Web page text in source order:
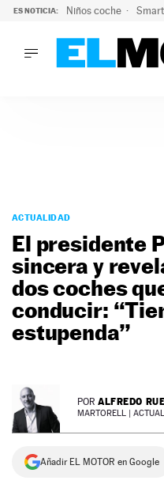
ES NOTICIA: Niños coche
PODCAST
MOTOS
TECNOLOGÍA
SUPERCOCHES
SERVICIOS
SÍGUENOS
ACTUALIDAD
El presidente
sincera y
dos coches
conducir:
estupenda”
POR ALFREDO
MARTORELL |
Añadir EL MOTOR en Google